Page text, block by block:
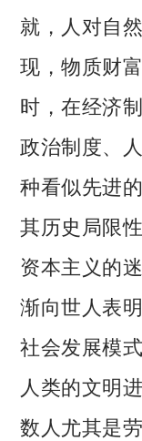
就，人对自
现，物质财
时，在经济
政治制度、
种看似先进
其历史局限
资本主义的
渐向世人表
社会发展模
人类的文明
数人尤其是